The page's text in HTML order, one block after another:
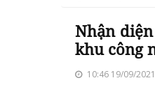
Nhận
khu công
10:46 19/09/2021